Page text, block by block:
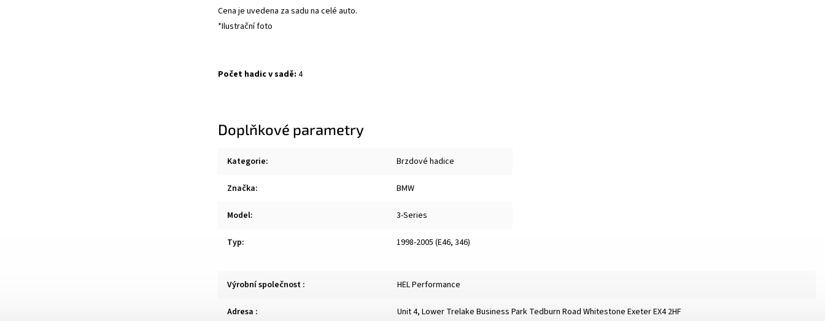
Cena je uvedena za sadu na celé auto.
*Ilustrační foto
Počet hadic v sadě: 4
Doplňkové parametry
Kategorie: Brzdové hadice
Značka: BMW
Model: 3-Series
Typ: 1998-2005 (E46, 346)
Výrobní společnost : HEL Performance
Adresa : Unit 4, Lower Trelake Business Park Tedburn Road Whitestone Exeter EX4 2HF